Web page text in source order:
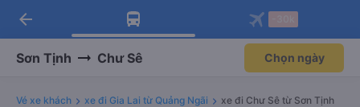
Tải app Vexere ngay!
Nhận ưu đãi thành viên độc
Mở app
Tải app Vexere
-30k/ghế khi đặt vé máy bay qua
Mở app
arrow_back
Sơn Tịnh Chư Sê Chọn ngày
Vé xe khách xe đi Gia Lai từ Quảng Ngãi xe đi Chư Sê từ Sơn Tịnh